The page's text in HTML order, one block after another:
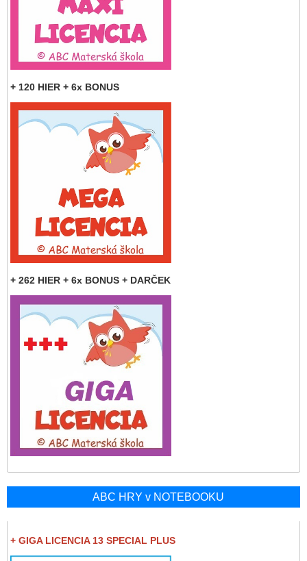
+ 120 HIER + 6x BONUS
+ 262 HIER + 6x BONUS + DARČEK
ABC HRY v NOTEBOOKU
+ GIGA LICENCIA 13 SPECIAL PLUS